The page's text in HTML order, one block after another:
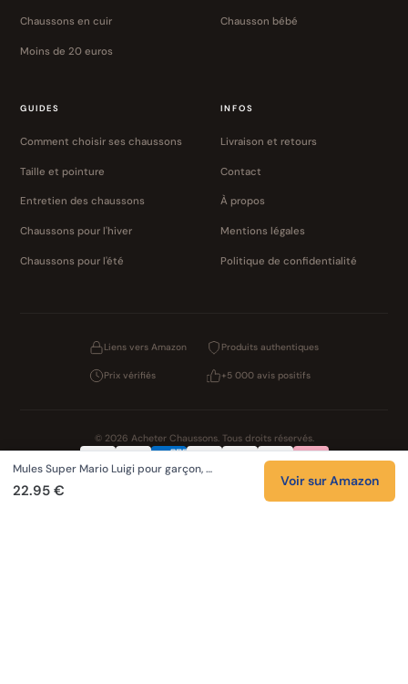
Chaussons en cuir
Moins de 20 euros
Chausson bébé
GUIDES
Comment choisir ses chaussons
Taille et pointure
Entretien des chaussons
Chaussons pour l'hiver
Chaussons pour l'été
INFOS
Livraison et retours
Contact
À propos
Mentions légales
Politique de confidentialité
Liens vers Amazon Produits authentiques
Prix vérifiés +5 000 avis positifs
© 2026 Acheter Chaussons. Tous droits réservés.
ConfidentialitéCGVCookies Mentions légales
Mules Super Mario Luigi pour garçon, …
22.95 €
Voir sur Amazon